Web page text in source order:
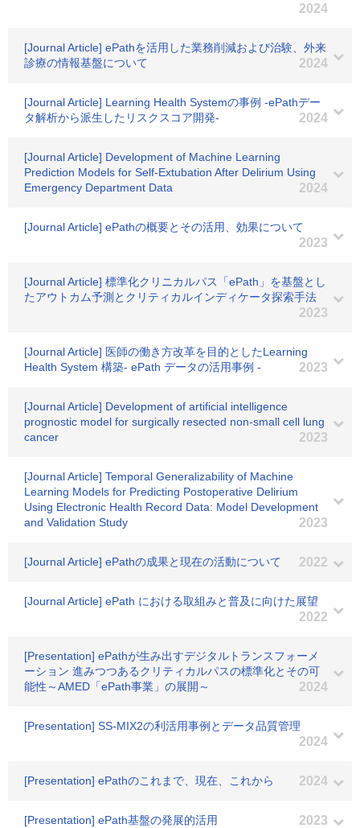
2024
[Journal Article] ePathを活用した業務削減および治験、外来
診療の情報基盤について
2024
[Journal Article] Learning Health Systemの事例 -ePathデー
タ解析から派生したリスクスコア開発-
2024
[Journal Article] Development of Machine Learning
Prediction Models for Self-Extubation After Delirium Using
Emergency Department Data
2024
[Journal Article] ePathの概要とその活用、効果について
2023
[Journal Article] 標準化クリニカルパス「ePath」を基盤とし
たアウトカム予測とクリティカルインディケータ探索手法
2023
[Journal Article] 医師の働き方改革を目的としたLearning
Health System 構築- ePath データの活用事例 -
2023
[Journal Article] Development of artificial intelligence
prognostic model for surgically resected non-small cell lung
cancer
2023
[Journal Article] Temporal Generalizability of Machine
Learning Models for Predicting Postoperative Delirium
Using Electronic Health Record Data: Model Development
and Validation Study
2023
[Journal Article] ePathの成果と現在の活動について 2022
[Journal Article] ePath における取組みと普及に向けた展望
2022
[Presentation] ePathが生み出すデジタルトランスフォーメ
ーション 進みつつあるクリティカルパスの標準化とその可
能性～AMED「ePath事業」の展開～
2024
[Presentation] SS-MIX2の利活用事例とデータ品質管理
2024
[Presentation] ePathのこれまで、現在、これから 2024
[Presentation] ePath基盤の発展的活用 2023